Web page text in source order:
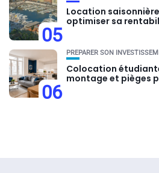
05
Location
optimiser sa
06
PRÉPARER SON
Colocation
montage et pièges